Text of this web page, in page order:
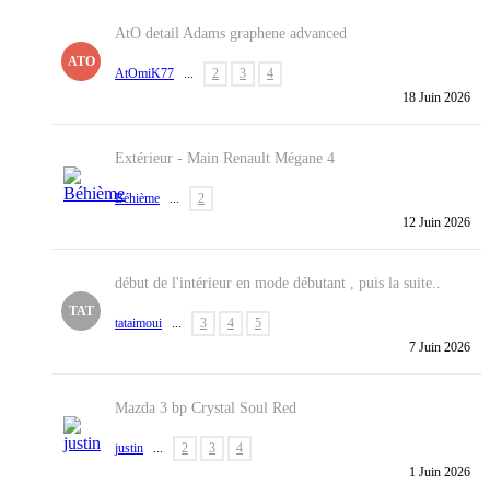
ATO
AtO detail Adams graphene advanced
AtOmiK77 ... 2 3
4
18 Juin 2026
Extérieur - Main Renault Mégane 4
Béhième ...
2
12 Juin 2026
TAT
début de l'intérieur en mode débutant , puis la suite..
tataimoui ... 3 4
5
7 Juin 2026
Mazda 3 bp Crystal Soul Red
justin ... 2 3
4
1 Juin 2026